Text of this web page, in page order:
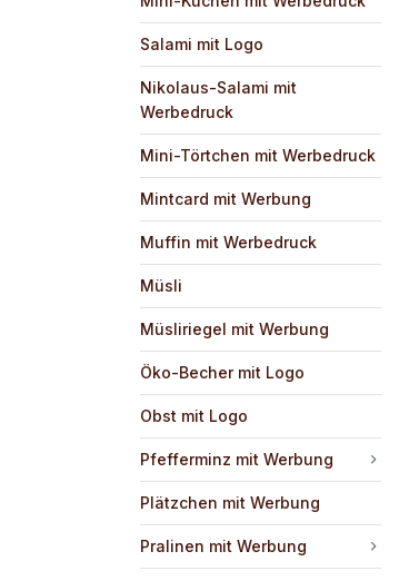
Salami mit Logo
Nikolaus-Salami mit
Werbedruck
Mini-Törtchen mit Werbedruck
Mintcard mit Werbung
Muffin mit Werbedruck
Müsli
Müsliriegel mit Werbung
Öko-Becher mit Logo
Obst mit Logo
Pfefferminz mit Werbung
Plätzchen mit Werbung
Pralinen mit Werbung